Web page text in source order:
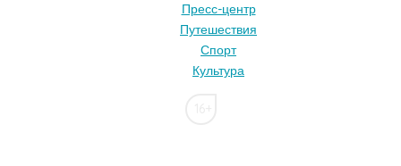
Пресс-центр
Путешествия
Спорт
Культура